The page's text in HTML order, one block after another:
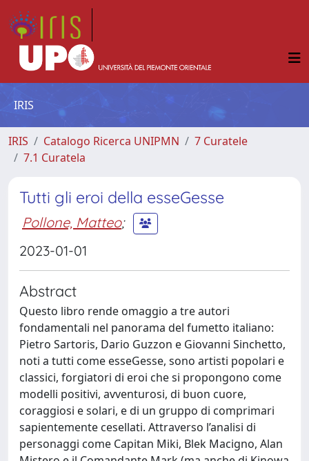
IRIS
IRIS Catalogo Ricerca UNIPMN
7 Curatele
7.1 Curatela
Tutti gli eroi della esseGesse
Pollone, Matteo;
2023-01-01
Abstract
Questo libro rende omaggio a tre autori
fondamentali nel panorama del fumetto italiano:
Pietro Sartoris, Dario Guzzon e Giovanni Sinchetto,
noti a tutti come esseGesse, sono artisti popolari e
classici, forgiatori di eroi che si propongono come
modelli positivi, avventurosi, di buon cuore,
coraggiosi e solari, e di un gruppo di comprimari
sapientemente cesellati. Attraverso l’analisi di
personaggi come Capitan Miki, Blek Macigno, Alan